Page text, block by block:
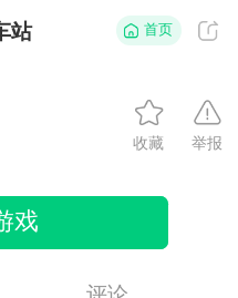
站 首页
收藏 举报
戏